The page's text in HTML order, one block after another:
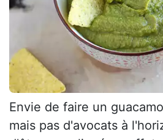
Envie de faire un
mais pas d'avocats à